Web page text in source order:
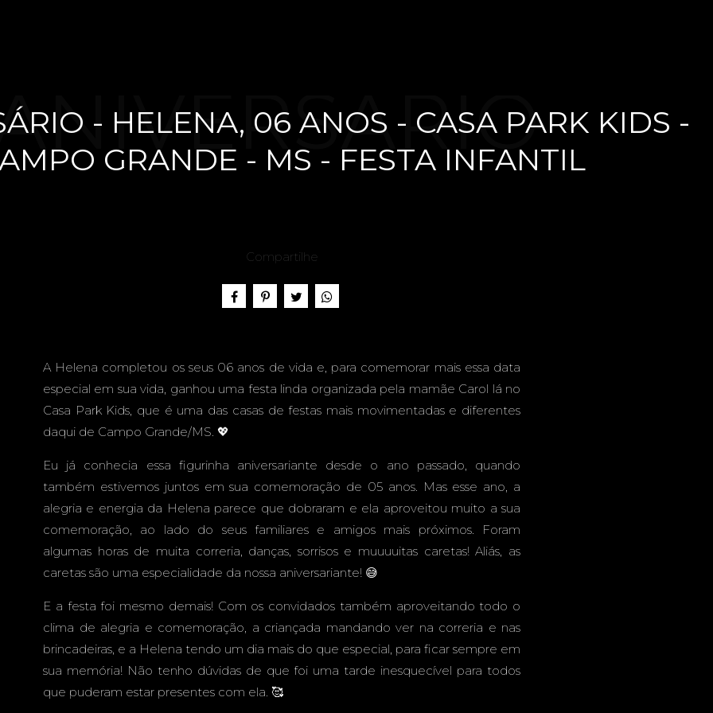
- HELENA, 06 ANOS - CASA PARK KIDS -
GRANDE - MS - FESTA INFANTIL
-
PARK KIDS -
GRANDE -
MS - FESTA
INFANTIL
Compartilhe
A Helena completou os seus 06 anos de vida e, para comemorar mais essa data
especial em sua vida, ganhou uma festa linda organizada pela mamãe Carol lá no
Casa Park Kids, que é uma das casas de festas mais movimentadas e diferentes
daqui de Campo Grande/MS. 💖
Eu já conhecia essa figurinha aniversariante desde o ano passado, quando
também estivemos juntos em sua comemoração de 05 anos. Mas esse ano, a
alegria e energia da Helena parece que dobraram e ela aproveitou muito a sua
comemoração, ao lado do seus familiares e amigos mais próximos. Foram
algumas horas de muita correria, danças, sorrisos e muuuuitas caretas! Aliás, as
caretas são uma especialidade da nossa aniversariante! 😅
E a festa foi mesmo demais! Com os convidados também aproveitando todo o
clima de alegria e comemoração, a criançada mandando ver na correria e nas
brincadeiras, e a Helena tendo um dia mais do que especial, para ficar sempre em
sua memória! Não tenho dúvidas de que foi uma tarde inesquecível para todos
que puderam estar presentes com ela. 🥰